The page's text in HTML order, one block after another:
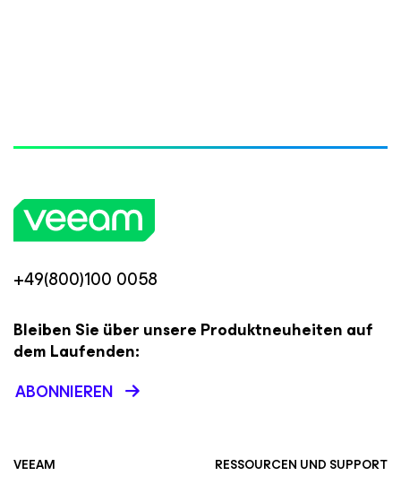
+49(800)100 0058
Bleiben Sie über unsere Produktneuheiten auf
dem Laufenden:
ABONNIEREN
VEEAM
RESSOURCEN UND SUPPORT